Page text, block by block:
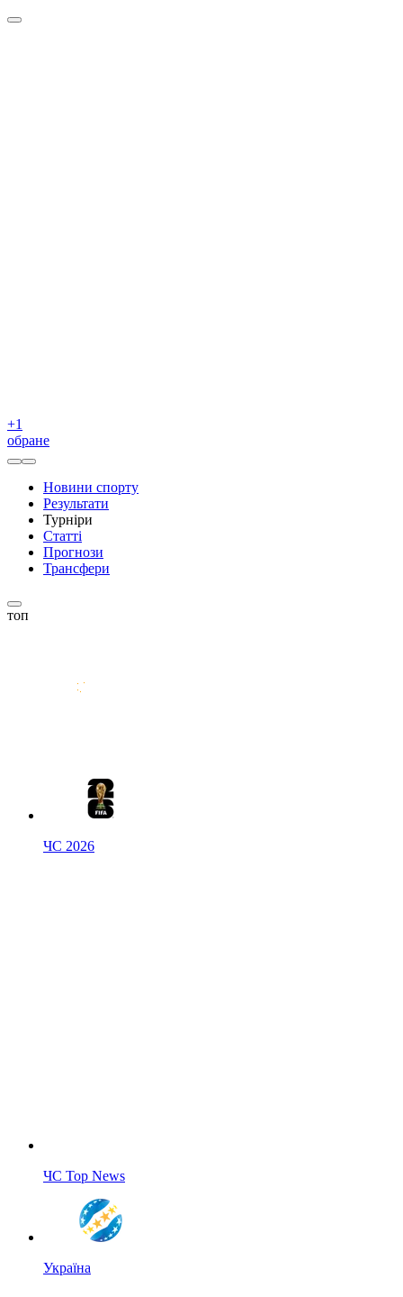
+1
обране
Новини спорту
Результати
Турніри
Статті
Прогнози
Трансфери
топ
ЧС 2026
ЧС Top News
Україна